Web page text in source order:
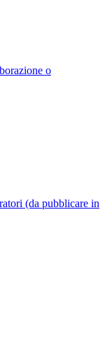
o
(da pubblicare in